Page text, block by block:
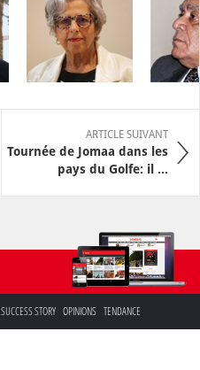
ARTICLE SUIVANT
Tournée de Jomaa dans les
pays du Golfe: il ...
SUCCESS STORY OPINIONS TENDANCE